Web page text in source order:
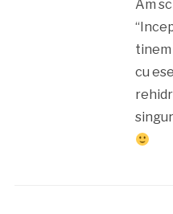
Am
tinem
cu